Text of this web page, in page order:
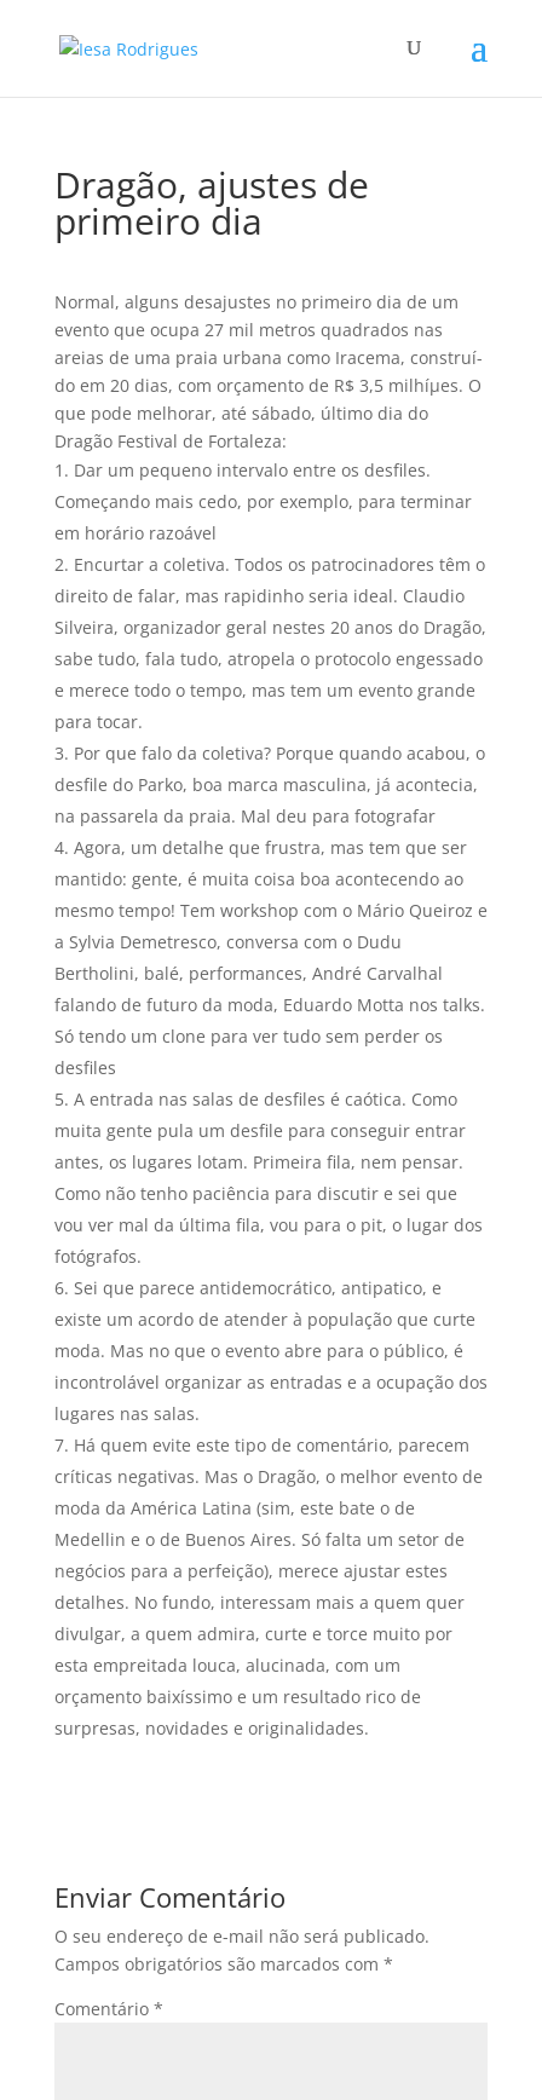
Dragão, ajustes de
primeiro dia
Normal, alguns desajustes no primeiro dia de um
evento que ocupa 27 mil metros quadrados nas
areias de uma praia urbana como Iracema, construí­
do em 20 dias, com orçamento de R$ 3,5 milhíµes. O
que pode melhorar, até sábado, último dia do
Dragão Festival de Fortaleza:
Dar um pequeno intervalo entre os desfiles.
Começando mais cedo, por exemplo, para terminar
em horário razoável
Encurtar a coletiva. Todos os patrocinadores têm o
direito de falar, mas rapidinho seria ideal. Claudio
Silveira, organizador geral nestes 20 anos do Dragão,
sabe tudo, fala tudo, atropela o protocolo engessado
e merece todo o tempo, mas tem um evento grande
para tocar.
Por que falo da coletiva? Porque quando acabou, o
desfile do Parko, boa marca masculina, já acontecia,
na passarela da praia. Mal deu para fotografar
Agora, um detalhe que frustra, mas tem que ser
mantido: gente, é muita coisa boa acontecendo ao
mesmo tempo! Tem workshop com o Mário Queiroz e
a Sylvia Demetresco, conversa com o Dudu
Bertholini, balé, performances, André Carvalhal
falando de futuro da moda, Eduardo Motta nos talks.
Só tendo um clone para ver tudo sem perder os
desfiles
A entrada nas salas de desfiles é caótica. Como
muita gente pula um desfile para conseguir entrar
antes, os lugares lotam. Primeira fila, nem pensar.
Como não tenho paciência para discutir e sei que
vou ver mal da última fila, vou para o pit, o lugar dos
fotógrafos.
Sei que parece antidemocrático, antipatico, e
existe um acordo de atender à população que curte
moda. Mas no que o evento abre para o público, é
incontrolável organizar as entradas e a ocupação dos
lugares nas salas.
Há quem evite este tipo de comentário, parecem
crí­ticas negativas. Mas o Dragão, o melhor evento de
moda da América Latina (sim, este bate o de
Medellin e o de Buenos Aires. Só falta um setor de
negócios para a perfeição), merece ajustar estes
detalhes. No fundo, interessam mais a quem quer
divulgar, a quem admira, curte e torce muito por
esta empreitada louca, alucinada, com um
orçamento baixí­ssimo e um resultado rico de
surpresas, novidades e originalidades.
Enviar Comentário
O seu endereço de e-mail não será publicado.
Campos obrigatórios são marcados com *
Comentário *